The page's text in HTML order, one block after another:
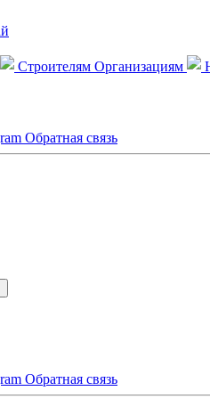
Строителям Организациям
Обратная связь
Обратная связь